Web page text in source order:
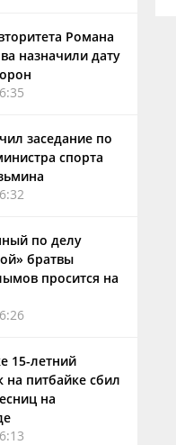
Романа
назначили дату
заседание по
спорта
по делу
братвы
просится на
15-летний
на питбайке сбил
на